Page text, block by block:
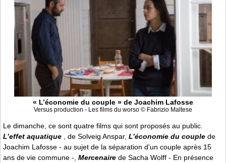
« L’économie du couple » de Joachim Lafosse
Versus production - Les films du worso © Fabrizio Maltese
Le dimanche, ce sont quatre films qui sont proposés au public.
L’effet aquatique
, de Solveig Anspar, L’économie du couple de
Joachim Lafosse - au sujet de la séparation d’un couple après 15
ans de vie commune -, Mercenaire de Sacha Wolff - En présence